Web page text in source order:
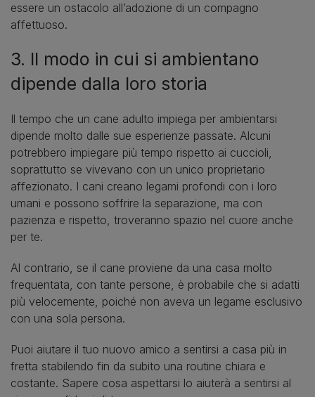
essere un ostacolo all’adozione di un compagno
affettuoso.
3. Il modo in cui si ambientano
dipende dalla loro storia
Il tempo che un cane adulto impiega per ambientarsi
dipende molto dalle sue esperienze passate. Alcuni
potrebbero impiegare più tempo rispetto ai cuccioli,
soprattutto se vivevano con un unico proprietario
affezionato. I cani creano legami profondi con i loro
umani e possono soffrire la separazione, ma con
pazienza e rispetto, troveranno spazio nel cuore anche
per te.
Al contrario, se il cane proviene da una casa molto
frequentata, con tante persone, è probabile che si adatti
più velocemente, poiché non aveva un legame esclusivo
con una sola persona.
Puoi aiutare il tuo nuovo amico a sentirsi a casa più in
fretta stabilendo fin da subito una routine chiara e
costante. Sapere cosa aspettarsi lo aiuterà a sentirsi al